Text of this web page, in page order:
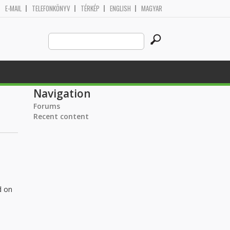
E-MAIL TELEFONKÖNYV TÉRKÉP ENGLISH MAGYAR
Search
this
site
on
Navigation
Forums
Recent content